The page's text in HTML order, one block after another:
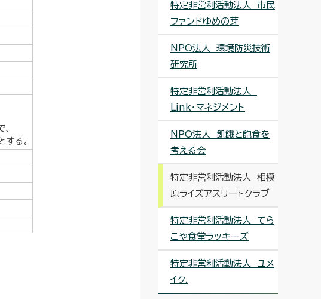
る。
特定非営利活動法人 市民
ファンドゆめの芽
NPO法人 環境防災技術
研究所
特定非営利活動法人
Link・マネジメント
NPO法人 飢餓と飽食を
考える会
特定非営利活動法人 相模
原ライズアスリートクラブ
特定非営利活動法人 てら
こや食堂ラッキーズ
特定非営利活動法人 ユメ
イク.